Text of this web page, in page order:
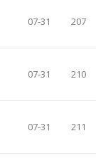
07-31 207
07-31 210
07-31 211